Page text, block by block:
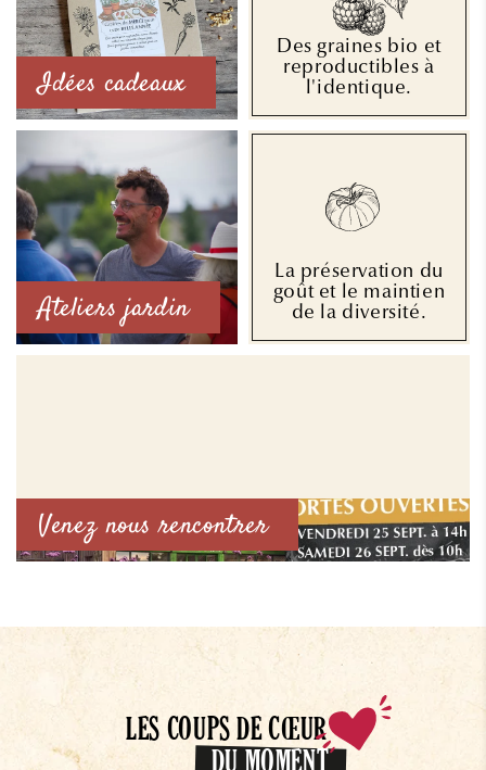
Idées cadeaux
Des graines bio et
reproductibles à
l'identique.
Ateliers jardin
La préservation du
goût et le maintien
de la diversité.
Venez nous rencontrer
LES COUPS DE CŒUR